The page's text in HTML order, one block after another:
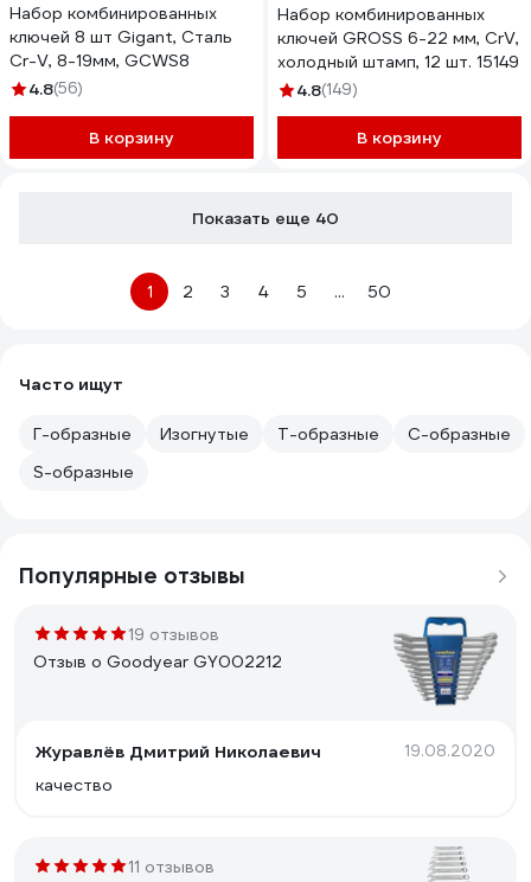
Набор комбинированных
ключей 8 шт Gigant, Сталь
Cr-V, 8-19мм, GCWS8
4.8(56)
В корзину
Набор комбинированных
ключей GROSS 6-22 мм, CrV,
холодный штамп, 12 шт. 15149
4.8(149)
В корзину
Показать еще 40
1 2 3 4 5 ... 50
Часто ищут
Г-образные Изогнутые Т-образные
С-образные
S-образные
Популярные отзывы
19 отзывов
Отзыв о Goodyear GY002212
Журавлёв Дмитрий Николаевич 19.08.2020
качество
11 отзывов